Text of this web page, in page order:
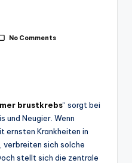
No Comments
brustkrebs“ sorgt bei
und Neugier. Wenn
ernsten Krankheiten in
verbreiten sich solche
stellt sich die zentrale